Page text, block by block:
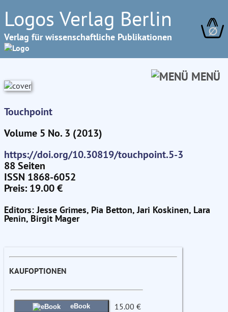
Logos Verlag Berlin
Verlag für wissenschaftliche Publikationen ∅
MENÜ
Touchpoint
Volume 5 No. 3 (2013)
https://doi.org/10.30819/touchpoint.5-3
88 Seiten
ISSN 1868-6052
Preis: 19.00 €
Editors: Jesse Grimes, Pia Betton, Jari Koskinen, Lara
Penin, Birgit Mager
KAUFOPTIONEN
eBook 15.00 €